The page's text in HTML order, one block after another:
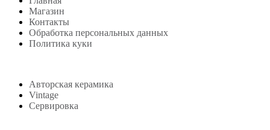
Магазин
Контакты
Обработка персональных данных
Политика куки
Авторская керамика
Vintage
Сервировка